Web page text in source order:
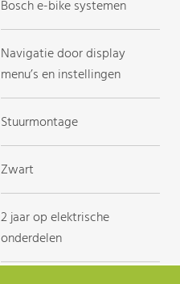
Bosch e-bike systemen
Navigatie door display
menu’s en instellingen
Stuurmontage
Zwart
2 jaar op elektrische
onderdelen